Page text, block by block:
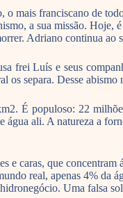
mais franciscano de
a sua missão. Hoje,
Adriano continua ao
frei Luís e seus
separa. Desse abismo
É populoso: 22
ali. A natureza a
e caras, que
real, apenas 4% da
Uma falsa